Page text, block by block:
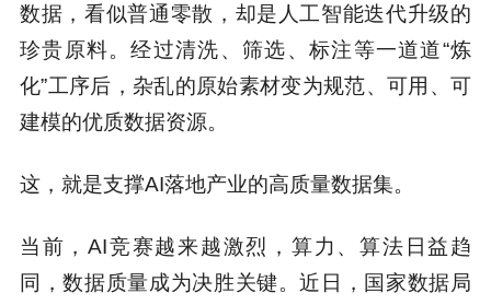
数据，看似普通零散，却是人工智能迭代升级的
珍贵原料。经过清洗、筛选、标注等一道道“炼
化”工序后，杂乱的原始素材变为规范、可用、可
建模的优质数据资源。
这，就是支撑AI落地产业的高质量数据集。
当前，AI竞赛越来越激烈，算力、算法日益趋
同，数据质量成为决胜关键。近日，国家数据局